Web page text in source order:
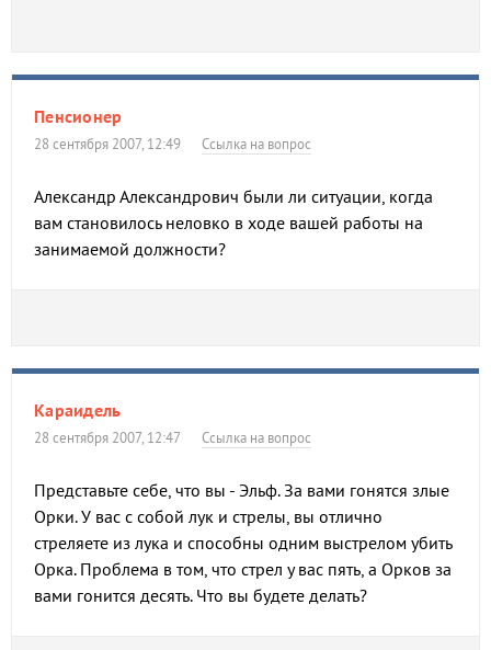
Пенсионер
28 сентября 2007, 12:49 Ссылка на вопрос
Александр Александрович были ли ситуации, когда
вам становилось неловко в ходе вашей работы на
занимаемой должности?
Караидель
28 сентября 2007, 12:47 Ссылка на вопрос
Представьте себе, что вы - Эльф. За вами гонятся злые
Орки. У вас с собой лук и стрелы, вы отлично
стреляете из лука и способны одним выстрелом убить
Орка. Проблема в том, что стрел у вас пять, а Орков за
вами гонится десять. Что вы будете делать?